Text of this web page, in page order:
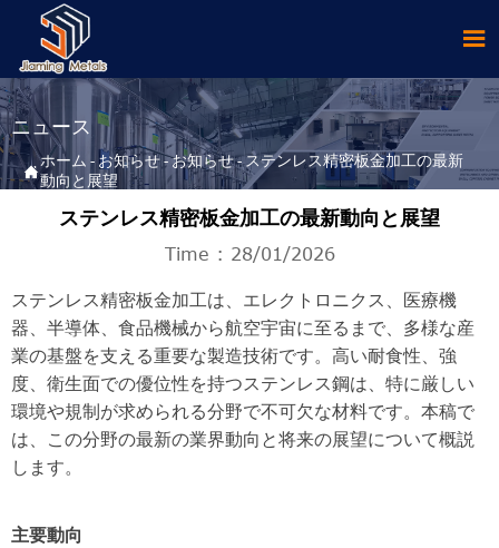

ニュース
ホーム - お知らせ -お知らせ-ステンレス精密板金加工の最新
動向と展望
ステンレス精密板金加工の最新動向と展望
Time : 28/01/2026
ステンレス精密板金加工は、エレクトロニクス、医療機
器、半導体、食品機械から航空宇宙に至るまで、多様な産
業の基盤を支える重要な製造技術です。高い耐食性、強
度、衛生面での優位性を持つステンレス鋼は、特に厳しい
環境や規制が求められる分野で不可欠な材料です。本稿で
は、この分野の最新の業界動向と将来の展望について概説
します。
主要動向